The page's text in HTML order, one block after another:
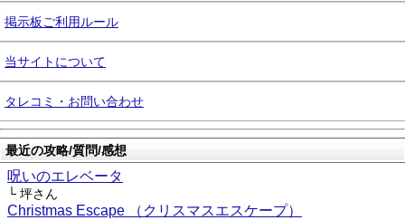
掲示板ご利用ルール
当サイトについて
タレコミ・お問い合わせ
最近の攻略/質問/感想
呪いのエレベータ
└ 坪さん
Christmas Escape （クリスマスエスケープ）